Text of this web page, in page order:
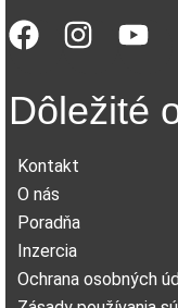
Dôležité
Kontakt
O nás
Poradňa
Inzercia
Ochrana osobných